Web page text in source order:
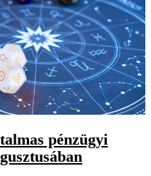
pénzügyi